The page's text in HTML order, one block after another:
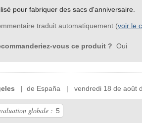
pour fabriquer des sacs d'anniversaire.
traduit automatiquement (voir le
vous ce produit ? Oui
| de España | vendredi 18 de août
globale : 5